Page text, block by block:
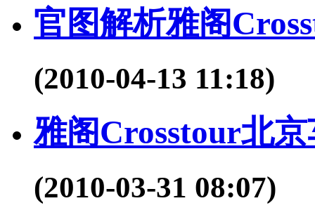
官图解析雅阁
(2010-04-13 11:18)
雅阁Crosstour北
(2010-03-31 08:07)